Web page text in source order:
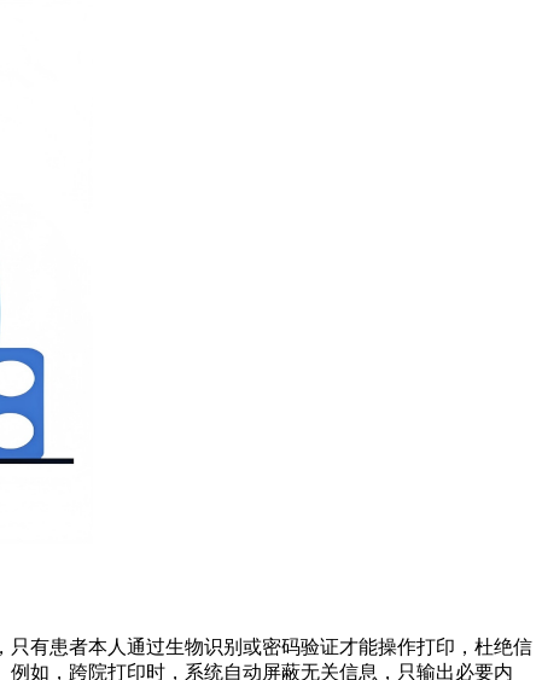
有患者本人通过生物识别或密码验证才能操作打印，杜绝信
如，跨院打印时，系统自动屏蔽无关信息，只输出必要内